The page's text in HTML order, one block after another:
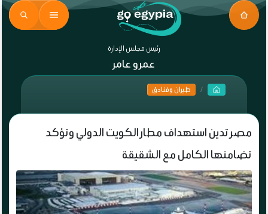
رئيس مجلس الإدارة
عمرو عامر
طيران وفنادق
مصر تدين استهداف مطار الكويت الدولي وتؤكد
تضامنها الكامل مع الشقيقة